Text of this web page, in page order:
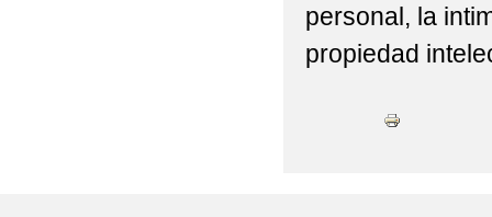
personal, la
propiedad